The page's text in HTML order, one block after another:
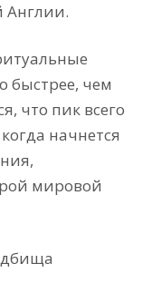
Англии.
быстрее, чем
что пик всего
начнется
мировой